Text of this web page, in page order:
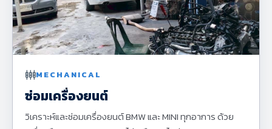
settings_input_componentMECHANICAL
ซ่อมเครื่องยนต์
วิเคราะห์และซ่อมเครื่องยนต์ BMW และ MINI ทุกอาการ ด้วย